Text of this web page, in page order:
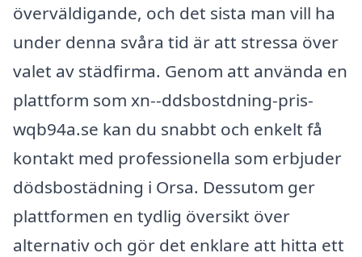
överväldigande, och det sista man vill ha
under denna svåra tid är att stressa över
valet av städfirma. Genom att använda en
plattform som xn--ddsbostdning-pris-
wqb94a.se kan du snabbt och enkelt få
kontakt med professionella som erbjuder
dödsbostädning i Orsa. Dessutom ger
plattformen en tydlig översikt över
alternativ och gör det enklare att hitta ett